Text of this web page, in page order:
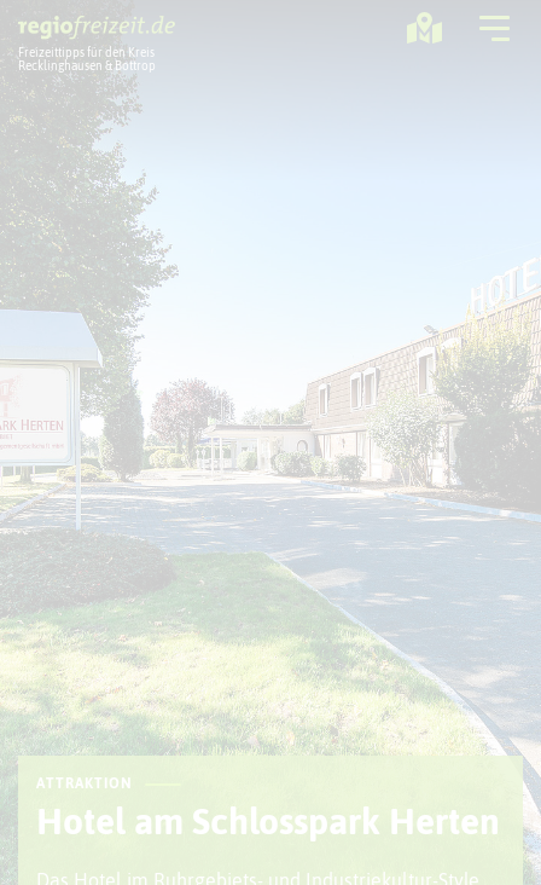
Freizeittipps für den Kreis
Recklinghausen & Bottrop
ATTRAKTION
Hotel am Schlosspark Herten
Das Hotel im Ruhrgebiets- und Industriekultur-Style